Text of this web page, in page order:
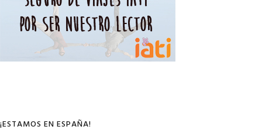
¡ESTAMOS EN ESPAÑA!